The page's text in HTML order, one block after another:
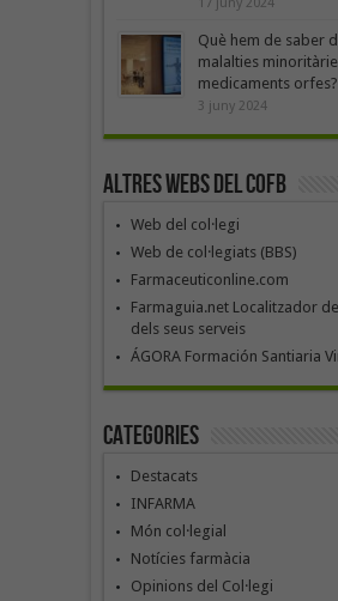
Què hem de saber
malalties
medicaments orfes?
3 juny 2024
Altres webs del COFB
Web del col·legi
Web de col·legiats (BBS)
Farmaceuticonline.com
Farmaguia.net Localitzador
dels seus serveis
ÁGORA Formación Santiaria
Categories
Destacats
INFARMA
Món col·legial
Notícies farmàcia
Opinions del Col·legi